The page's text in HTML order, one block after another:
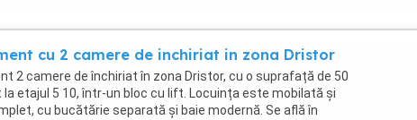
cu 2 camere de inchiriat in zona Dristor
2 camere de închiriat în zona Dristor, cu o suprafață de 50
etajul 5 10, într-un bloc cu lift. Locuința este mobilată și
cu bucătărie separată și baie modernă. Se află în